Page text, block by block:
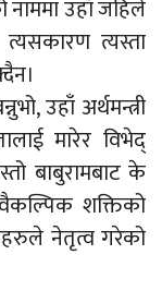
उहाँ जहिले
त्यस्ता
उहाँ अर्थमन्त्री
मारेर विभेद्
बाबुरामबाट के
शक्तिको
नेतृत्व गरेको